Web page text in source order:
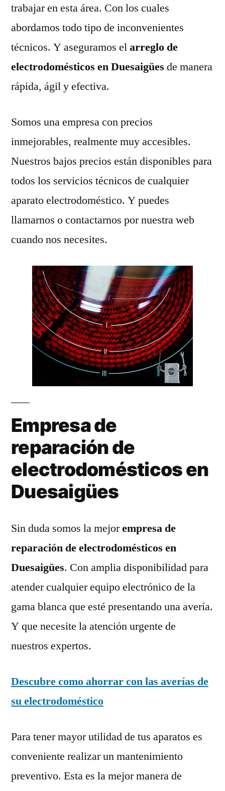
trabajar en esta área. Con los cuales
abordamos todo tipo de inconvenientes
técnicos. Y aseguramos elarreglo de
electrodomésticos en Duesaigües de manera
rápida, ágil y efectiva.
Somos una empresa con precios
inmejorables, realmente muy accesibles.
Nuestros bajos precios están disponibles para
todos los servicios técnicos de cualquier
aparato electrodoméstico. Y puedes
llamarnos o contactarnos por nuestra web
cuando nos necesites.
Empresa de
reparación de
electrodomésticos en
Duesaigües
Sin duda somos la mejorempresa de
reparación de electrodomésticos en
Duesaigües. Con amplia disponibilidad para
atender cualquier equipo electrónico de la
gama blanca que esté presentando una avería.
Y que necesite la atención urgente de
nuestros expertos.
Descubre como ahorrar con las averías de
su electrodoméstico
Para tener mayor utilidad de tus aparatos es
conveniente realizar un mantenimiento
preventivo. Esta es la mejor manera de